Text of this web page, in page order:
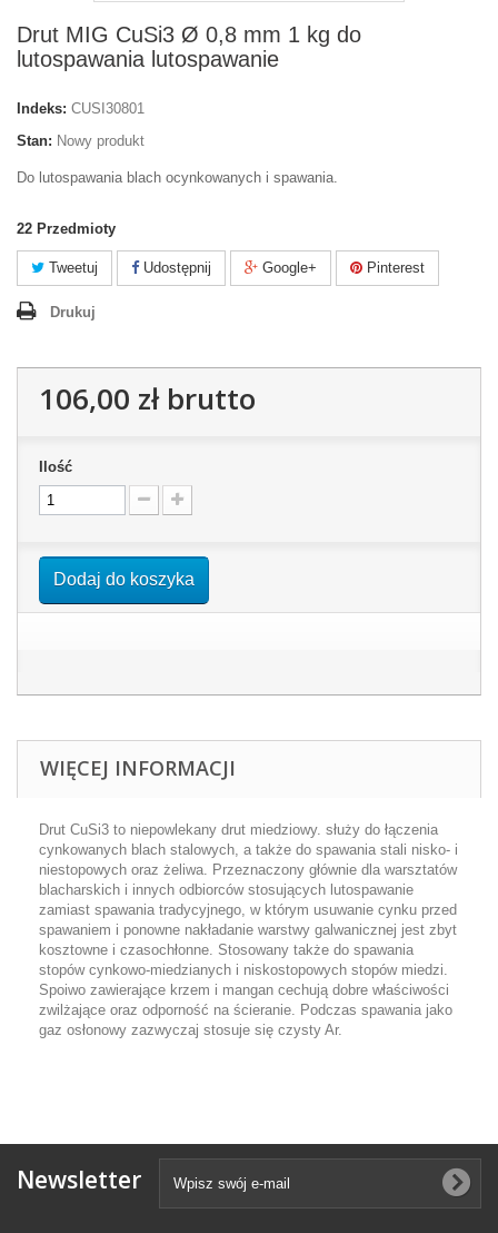
Drut MIG CuSi3 Ø 0,8 mm 1 kg do
lutospawania lutospawanie
Indeks: CUSI30801
Stan: Nowy produkt
Do lutospawania blach ocynkowanych i spawania.
22 Przedmioty
Tweetuj Udostępnij Google+ Pinterest
Drukuj
106,00 złbrutto
Ilość
Dodaj do koszyka
WIĘCEJ INFORMACJI
Drut CuSi3 to niepowlekany drut miedziowy. służy do łączenia
cynkowanych blach stalowych, a także do spawania stali nisko- i
niestopowych oraz żeliwa. Przeznaczony głównie dla warsztatów
blacharskich i innych odbiorców stosujących lutospawanie
zamiast spawania tradycyjnego, w którym usuwanie cynku przed
spawaniem i ponowne nakładanie warstwy galwanicznej jest zbyt
kosztowne i czasochłonne. Stosowany także do spawania
stopów cynkowo-miedzianych i niskostopowych stopów miedzi.
Spoiwo zawierające krzem i mangan cechują dobre właściwości
zwilżające oraz odporność na ścieranie. Podczas spawania jako
gaz osłonowy zazwyczaj stosuje się czysty Ar.
Newsletter